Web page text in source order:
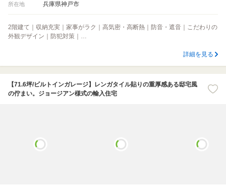
所在地 兵庫県神戸市
2階建て｜収納充実｜家事がラク｜高気密・高断熱｜防音・遮音｜こだわりの
外観デザイン｜防犯対策｜…
詳細を見る
【71.6坪/ビルトインガレージ】レンガタイル貼りの重厚感ある邸宅風
の佇まい。ジョージアン様式の輸入住宅